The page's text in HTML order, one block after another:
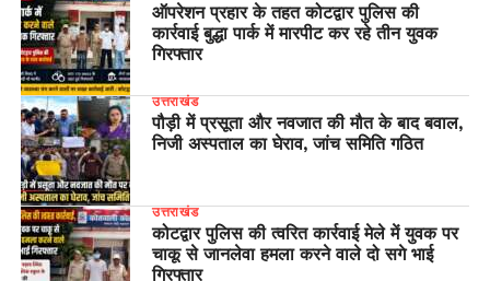
ऑपरेशन प्रहार के तहत कोटद्वार पुलिस की
कार्रवाई बुद्धा पार्क में मारपीट कर रहे तीन युवक
गिरफ्तार
उत्तराखंड
पौड़ी में प्रसूता और नवजात की मौत के बाद बवाल,
निजी अस्पताल का घेराव, जांच समिति गठित
उत्तराखंड
कोटद्वार पुलिस की त्वरित कार्रवाई मेले में युवक पर
चाकू से जानलेवा हमला करने वाले दो सगे भाई
गिरफ्तार